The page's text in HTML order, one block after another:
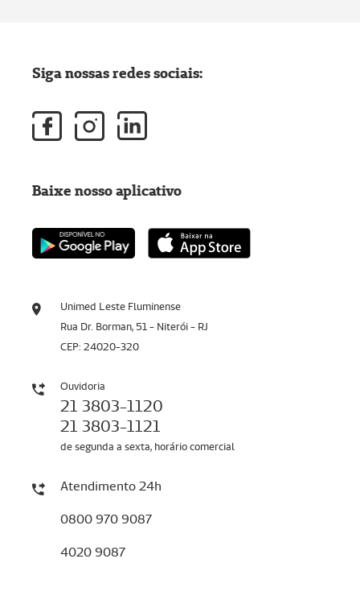
Unimed Leste Fluminense
Rua Dr. Borman, 51 - Niterói - RJ
CEP: 24020-320
Ouvidoria
21 3803-1120
21 3803-1121
de segunda a sexta, horário comercial
Atendimento 24h
0800 970 9087
4020 9087
Siga nossas redes sociais:
Baixe nosso aplicativo